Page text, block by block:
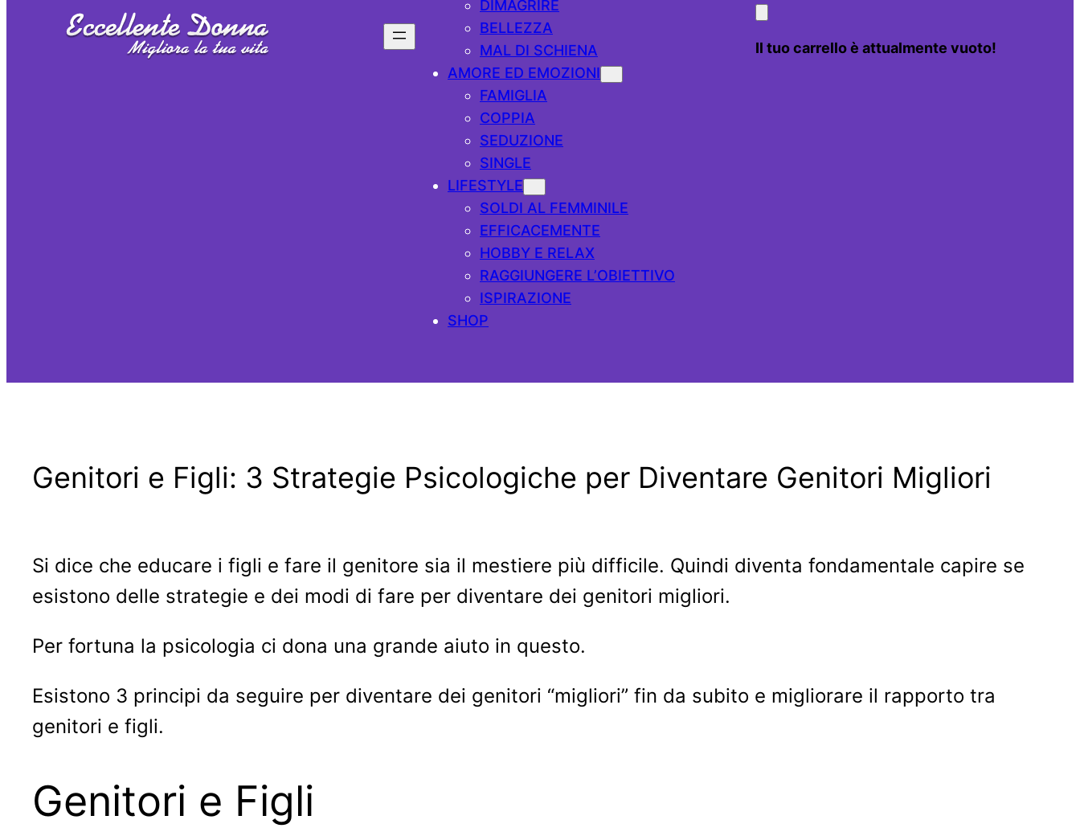
DIMAGRIRE
BELLEZZA
MAL DI SCHIENA
AMORE ED EMOZIONI
FAMIGLIA
COPPIA
SEDUZIONE
SINGLE
LIFESTYLE
SOLDI AL FEMMINILE
EFFICACEMENTE
HOBBY E RELAX
RAGGIUNGERE L’OBIETTIVO
ISPIRAZIONE
SHOP
Il tuo carrello è attualmente vuoto!
Genitori e Figli: 3 Strategie Psicologiche per Diventare Genitori Migliori
Si dice che educare i figli e fare il genitore sia il mestiere più difficile. Quindi diventa fondamentale capire se
esistono delle strategie e dei modi di fare per diventare dei genitori migliori.
Per fortuna la psicologia ci dona una grande aiuto in questo.
Esistono 3 principi da seguire per diventare dei genitori “migliori” fin da subito e migliorare il rapporto tra
genitori e figli.
Genitori e Figli